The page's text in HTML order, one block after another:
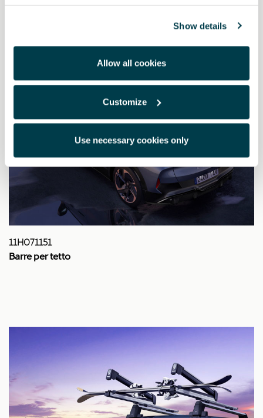
Show details
Allow all cookies
Customize
Use necessary cookies only
11H071151
Barre per tetto